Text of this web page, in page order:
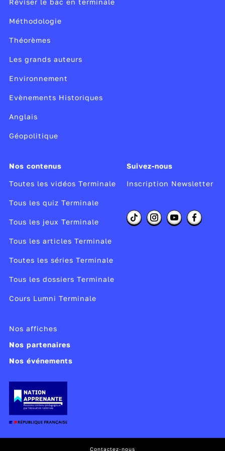
Réviser le bac en terminale
Méthodologie
Théorèmes
Les grands auteurs
Environnement
Evènements Historiques
Anglais
Géopolitique
Nos contenus
Toutes les vidéos Terminale
Tous les quiz Terminale
Tous les jeux Terminale
Tous les articles Terminale
Toutes les séries Terminale
Tous les dossiers Terminale
Cours Lumni Terminale
Suivez-nous
Inscription Newsletter
Nos affiches
Nos partenaires
Nos événements
Contactez-nous